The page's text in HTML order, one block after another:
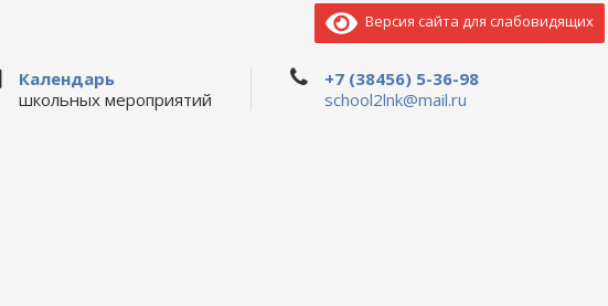
Календарь
школьных мероприятий
+7 (38456) 5-36-98
school2lnk@mail.ru
Версия сайта для слабовидящих